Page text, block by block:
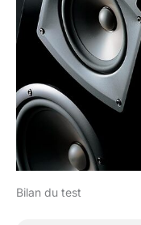
Bilan du test